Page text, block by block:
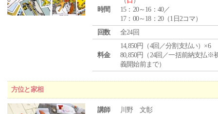
時間
15：20～16：40／
17：00～18：20（1日2コマ）
回数
全24回
料金
14,850円（4回／分割支払い）×6
80,850円（24回／一括前納支払※
義開始前まで）
方位と家相
講師 川野 文彰